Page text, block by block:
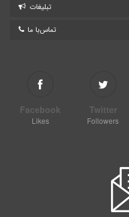
تبلیغات
تماس‌با ما
Facebook
Likes
Twitter
Followers